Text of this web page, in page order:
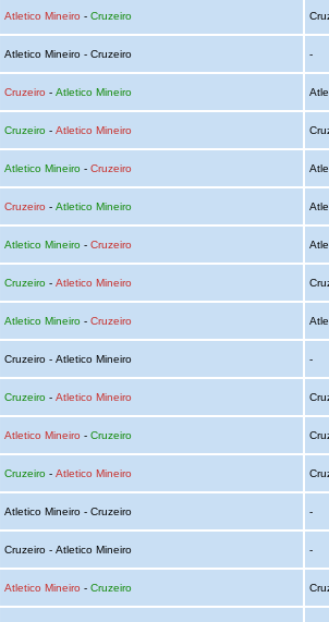
Atletico Mineiro - Cruzeiro
Atletico Mineiro - Cruzeiro -
Cruzeiro - Atletico Mineiro
Cruzeiro- Atletico Mineiro
Atletico Mineiro- Cruzeiro
Cruzeiro - Atletico Mineiro
Atletico Mineiro- Cruzeiro
Cruzeiro- Atletico Mineiro
Atletico Mineiro- Cruzeiro
Cruzeiro - Atletico Mineiro -
Cruzeiro- Atletico Mineiro
Atletico Mineiro - Cruzeiro
Cruzeiro- Atletico Mineiro
Atletico Mineiro - Cruzeiro -
Cruzeiro - Atletico Mineiro -
Atletico Mineiro - Cruzeiro